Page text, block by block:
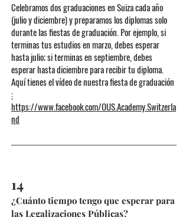
Celebramos dos graduaciones en Suiza cada año
(julio y diciembre) y preparamos los diplomas solo
durante las fiestas de graduación. Por ejemplo, si
terminas tus estudios en marzo, debes esperar
hasta julio; si terminas en septiembre, debes
esperar hasta diciembre para recibir tu diploma.
Aquí tienes el vídeo de nuestra fiesta de graduación
:
https://www.facebook.com/OUS.Academy.Switzerla
nd
14
¿Cuánto tiempo tengo que esperar para
las Legalizaciones Públicas?